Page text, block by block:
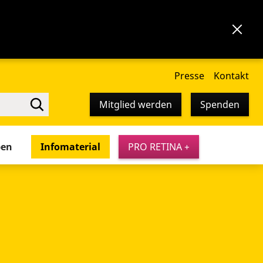
Presse Kontakt
Mitglied werden Spenden
Infomaterial PRO RETINA +